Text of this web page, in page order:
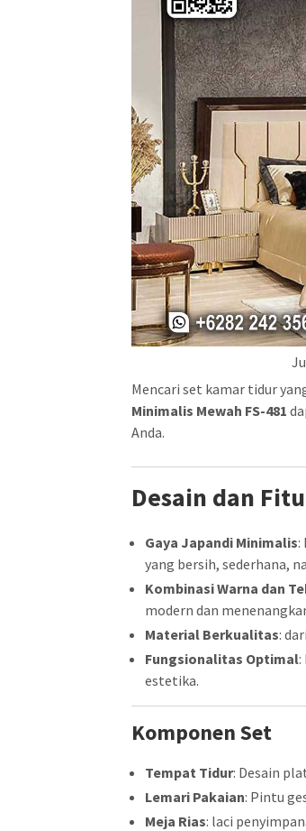
Mencari set kamar tidur
Minimalis Mewah FS-481
Anda.
Desain dan
Gaya Japandi Minimalis:
yang bersih, sederhana,
Kombinasi Warna dan
modern dan
Material Berkualitas:
Fungsionalitas Optimal
estetika.
Komponen Set
Tempat Tidur: Desain
Lemari Pakaian: Pintu
Meja Rias: laci